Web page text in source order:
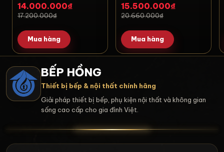
14.000.000₫
17.200.000₫
Mua hàng
15.500.000₫
20.660.000₫
Mua hàng
BẾP HỒNG
Thiết bị bếp & nội thất chính hãng
Giải pháp thiết bị bếp, phụ kiện nội thất và không gian
sống cao cấp cho gia đình Việt.